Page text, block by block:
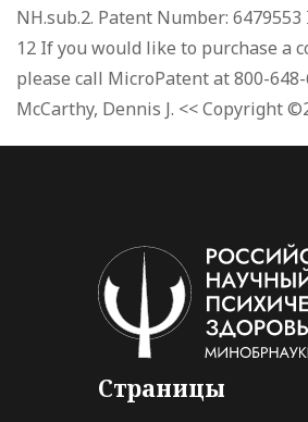
NH.sub.2. Patent Number: 6479553
12 If you would like to purchase a
please call MicroPatent at 800-
McCarthy, Dennis J. << Copyright
Страницы